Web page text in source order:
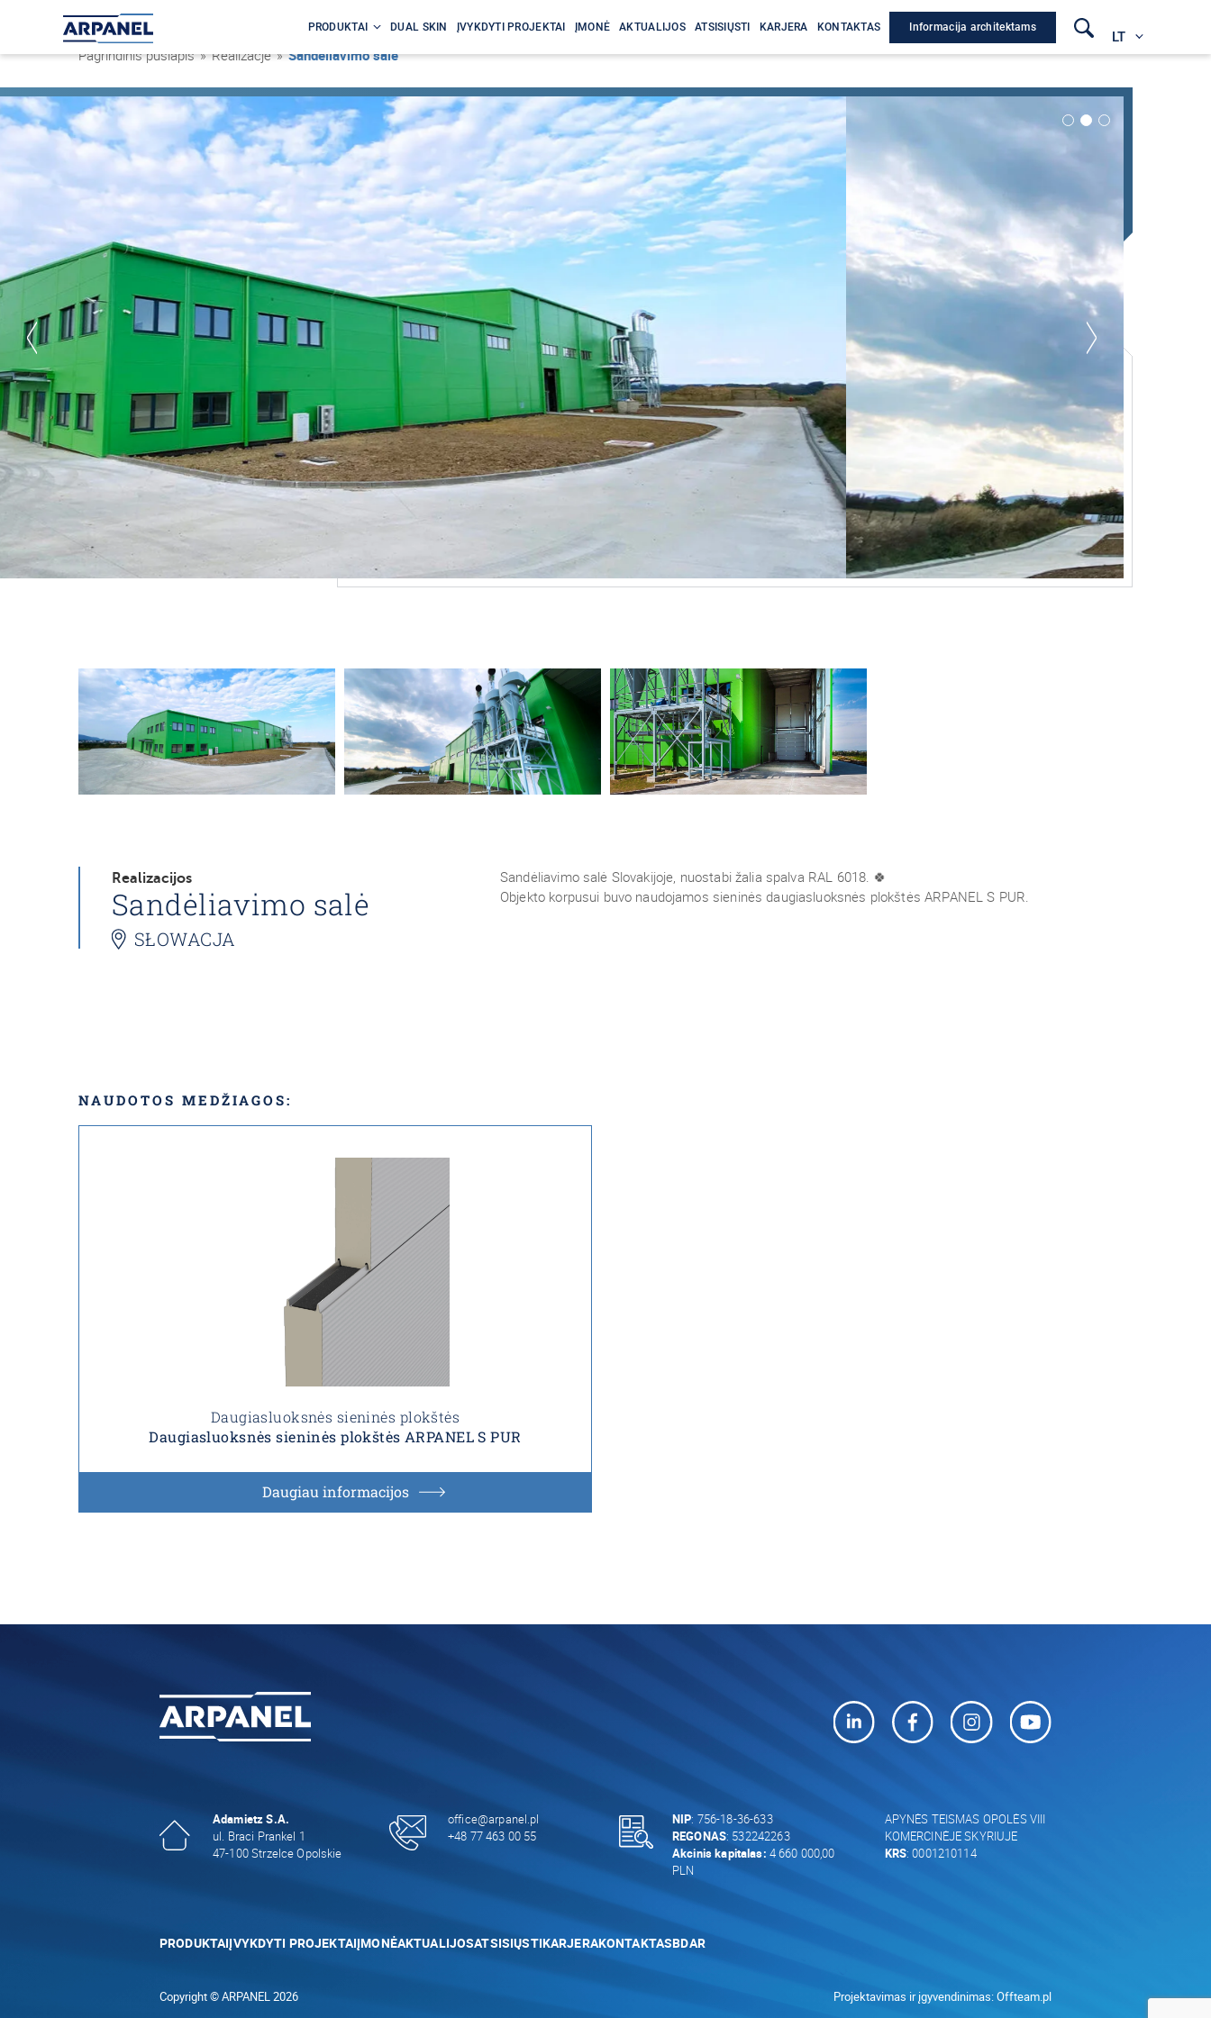
PRODUKTAI DUAL SKIN ĮVYKDYTI PROJEKTAI ĮMONĖ AKTUALIJOS ATSISIŲSTI KARJERA KONTAKTAS Informacija architektams
LT
Pagrindinis puslapis » Realizacje »Sandėliavimo salė
Realizacijos
Sandėliavimo salė
SŁOWACJA
Sandėliavimo salė Slovakijoje, nuostabi žalia spalva RAL 6018. 🍀
Objekto korpusui buvo naudojamos sieninės daugiasluoksnės plokštėsARPANEL S PUR.
NAUDOTOS MEDŽIAGOS:
Daugiasluoksnės sieninės plokštės
Daugiasluoksnės sieninės plokštės ARPANEL S PUR
Daugiau informacijos
Adamietz S.A.
ul. Braci Prankel 1
47-100 Strzelce Opolskie
office@arpanel.pl
+48 77 463 00 55
NIP: 756-18-36-633
REGONAS: 532242263
Akcinis kapitalas: 4 660 000,00
PLN
APYNĖS TEISMAS OPOLĖS VIII
KOMERCINĖJE SKYRIUJE
KRS: 0001210114
PRODUKTAIĮVYKDYTI PROJEKTAIĮMONĖAKTUALIJOSATSISIŲSTIKARJERAKONTAKTASBDAR
Copyright © ARPANEL 2026 Projektavimas ir įgyvendinimas:Offteam.pl